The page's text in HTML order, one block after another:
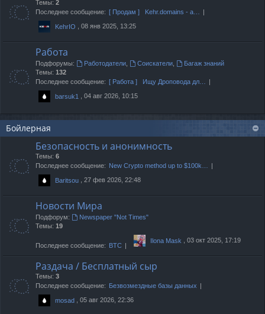
Темы: 2
Последнее сообщение: [ Продам ] Kehr.domains - а…
KehrIO , 08 янв 2025, 13:25
Работа
Подфорумы: Работодатели, Соискатели,
Багаж знаний
Темы: 132
Последнее сообщение: [ Работа ] Ищу Дроповода дл…
barsuk1 , 04 авг 2026, 10:15
Бойлерная
Безопасность и анонимность
Темы: 6
Последнее сообщение: New Crypto method up to $100k…
Baritsou , 27 фев 2026, 22:48
Новости Мира
Подфорум:
Newspaper "Not Times"
Темы: 19
Последнее сообщение: BTC
Ilona Mask , 03 окт 2025, 17:19
Раздача / Бесплатный сыр
Темы: 3
Последнее сообщение: Безвозмездные базы данных
mosad , 05 авг 2026, 22:36